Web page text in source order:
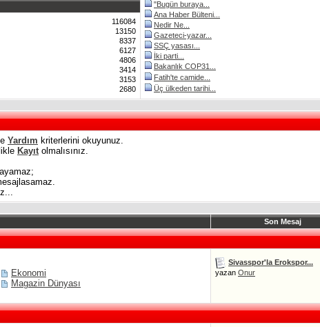
"Bugün buraya...
Ana Haber Bülteni...
Nedir Ne...
Gazeteci-yazar...
SSÇ yasası...
İki parti...
Bakanlık COP31...
Fatih'te camide...
Üç ülkeden tarihi...
116084
13150
8337
6127
4806
3414
3153
2680
Yardım kriterlerini okuyunuz.
Kayıtolmalısınız.
Son Mesaj
Ekonomi
Magazin Dünyası
Sivasspor'la Erokspor...
yazan Onur